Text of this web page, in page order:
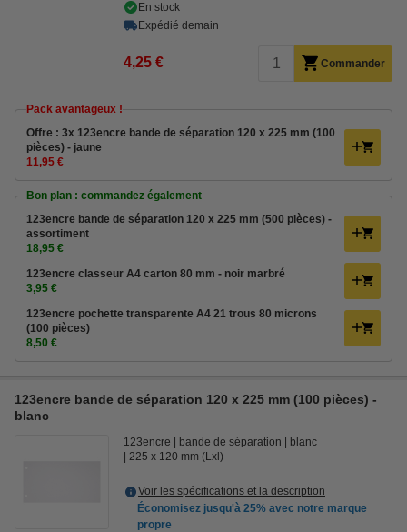
En stock
Expédié demain
4,25 € Commander
Pack avantageux !
Offre : 3x 123encre bande de séparation 120 x 225 mm (100
pièces) - jaune
11,95 €
Bon plan : commandez également
123encre bande de séparation 120 x 225 mm (500 pièces) -
assortiment
18,95 €
123encre classeur A4 carton 80 mm - noir marbré
3,95 €
123encre pochette transparente A4 21 trous 80 microns
(100 pièces)
8,50 €
123encre bande de séparation 120 x 225 mm (100 pièces) -
blanc
123encre bande de séparation
blanc
225 x 120 mm (Lxl)
Voir les spécifications et la description
Économisez jusqu'à 25% avec notre marque
propre